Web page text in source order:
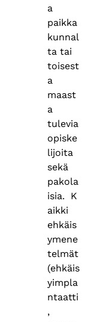
a
paikka
kunnal
ta tai
toisest
a
maast
a
tulevia
opiske
lijoita
sekä
pakola
isia. K
aikki
ehkäis
ymene
telmät
(ehkäis
yimpla
ntaatti
,